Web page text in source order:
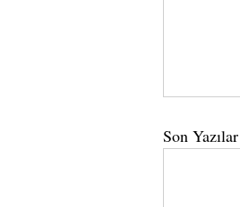
Son Yazılar